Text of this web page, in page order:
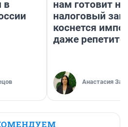
в
нам готовит
налоговый
коснется
даже
Анастасия